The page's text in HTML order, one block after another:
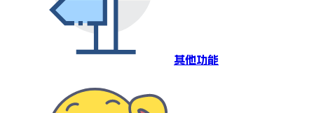
其他功能